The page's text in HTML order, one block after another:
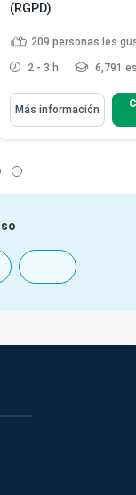
(RGPD)
209 personas les
2 - 3 h 6,791
Más información